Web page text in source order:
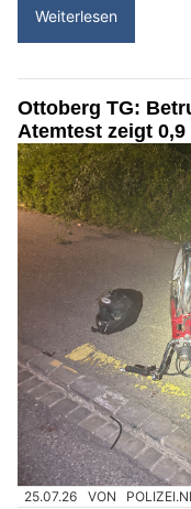
Weiterlesen
Ottoberg TG:
Atemtest zeigt
25.07.26 VON